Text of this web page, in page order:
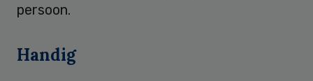
persoon.
Handig